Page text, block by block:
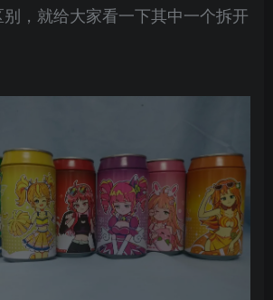
，就给大家看一下其中一个拆开